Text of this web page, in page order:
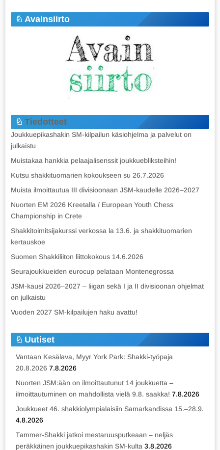
Avainsiirto
Tiedotteet
Joukkuepikashakin SM-kilpailun käsiohjelma ja palvelut on
julkaistu
Muistakaa hankkia pelaajalisenssit joukkuebliksteihin!
Kutsu shakkituomarien kokoukseen su 26.7.2026
Muista ilmoittautua III divisioonaan JSM-kaudelle 2026–2027
Nuorten EM 2026 Kreetalla / European Youth Chess
Championship in Crete
Shakkitoimitsijakurssi verkossa la 13.6. ja shakkituomarien
kertauskoe
Suomen Shakkiliiton liittokokous 14.6.2026
Seurajoukkueiden eurocup pelataan Montenegrossa
JSM-kausi 2026–2027 – liigan sekä I ja II divisioonan ohjelmat
on julkaistu
Vuoden 2027 SM-kilpailujen haku avattu!
Uutiset
Vantaan Kesälava, Myyr York Park: Shakki-työpaja
20.8.2026 7.8.2026
Nuorten JSM:ään on ilmoittautunut 14 joukkuetta –
ilmoittautuminen on mahdollista vielä 9.8. saakka! 7.8.2026
Joukkueet 46. shakkiolympialaisiin Samarkandissa 15.–28.9.
4.8.2026
Tammer-Shakki jatkoi mestaruusputkeaan – neljäs
peräkkäinen joukkuepikashakin SM-kulta 3.8.2026